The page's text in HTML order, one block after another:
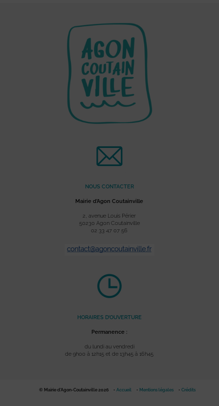
NOUS CONTACTER
Mairie d’Agon Coutainville
2, avenue Louis Périer
50230 Agon Coutainville
02 33 47 07 56
HORAIRES D’OUVERTURE
Permanence :
du lundi au vendredi
de 9h00 à 12h15 et de 13h45 à 16h45
© Mairie d'Agon-Coutainville 2026 Accueil Mentions légales Crédits